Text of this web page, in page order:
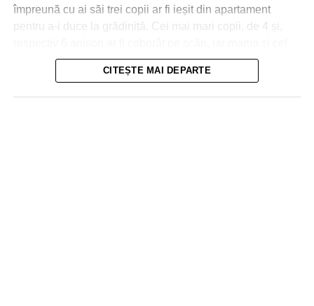
Nici în Chișinău situația nu a fost una mai bună. Aici
împreună cu ai săi trei copii ar fi ieșit din apartament
pentru a-i duce la grădiniță. Cei mai mari copii, de 4 și,
de-al treilea micuț, de 2 ani, urmau să meargă cu
ascensorul. La ușile deschise ale liftului, mama a reușit
CITEȘTE MAI DEPARTE